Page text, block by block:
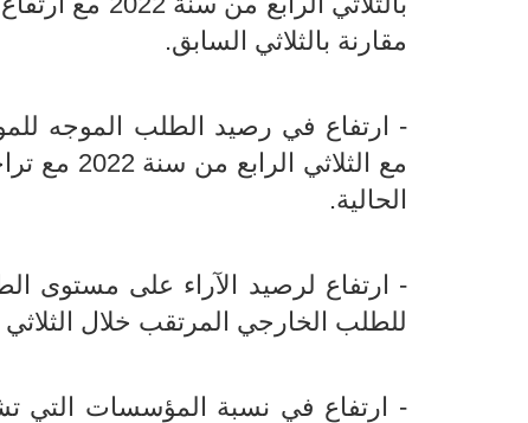
مقارنة بالثلاثي السابق.
مع
الحالية.
- ارتفاع لرصيد الآراء على مستوى
للطلب الخارجي المرتقب خلال الثلاثي
- ارتفاع في نسبة المؤسسات التي